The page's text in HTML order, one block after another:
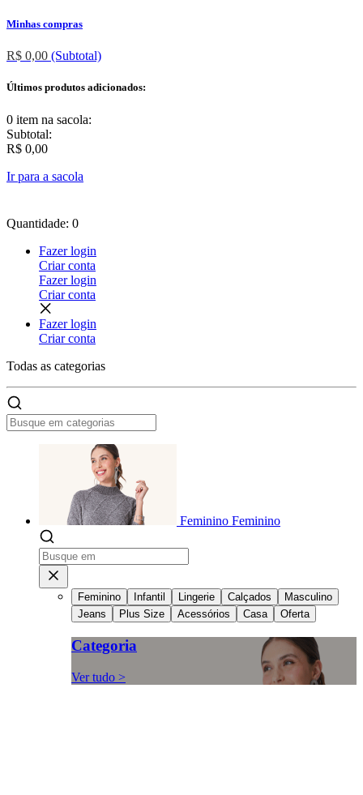
Minhas compras
R$ 0,00 (Subtotal)
Últimos produtos adicionados:
0 item na sacola:
Subtotal:
R$ 0,00
Ir para a sacola
Quantidade: 0
Fazer login
Criar conta
Fazer login
Criar conta
Fazer login
Criar conta
Todas as categorias
Feminino Feminino
Feminino Infantil Lingerie Calçados
Masculino
Jeans
Plus Size Acessórios Casa Oferta
Categoria
Ver tudo >